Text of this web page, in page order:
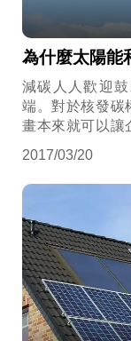
為什麼太陽能
減碳人人歡迎
端。對於核發碳
畫本來就可以讓
2017/03/20